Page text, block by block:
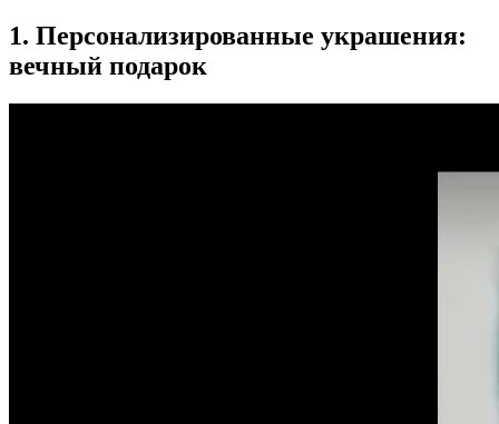
1. Персонализированные украшения:
вечный подарок